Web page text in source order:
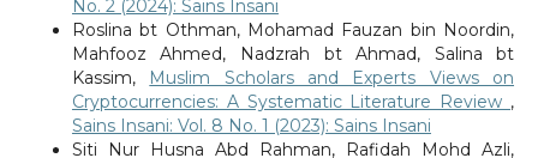
No. 2 (2024): Sains Insani
Roslina bt Othman, Mohamad Fauzan bin Noordin,
Mahfooz Ahmed, Nadzrah bt Ahmad, Salina bt
Kassim, Muslim Scholars and Experts Views on
Cryptocurrencies: A Systematic Literature Review ,
Sains Insani: Vol. 8 No. 1 (2023): Sains Insani
Siti Nur Husna Abd Rahman, Rafidah Mohd Azli,